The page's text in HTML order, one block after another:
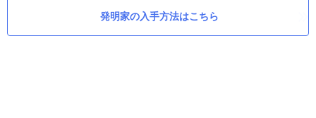
発明家の入手方法はこちら